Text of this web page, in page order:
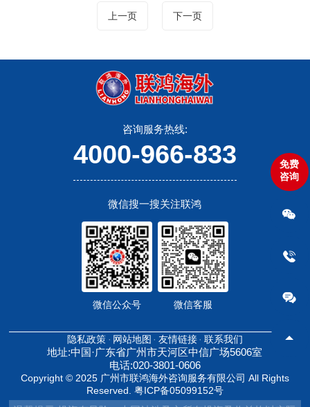
案实力直接决定绿卡获批与投资资金安全。深耕美国投资移民
上一页 下一页
咨询服务热线:
4000-966-833
微信搜一搜关注联鸿
微信公众号 微信客服
地址:中国·广东省广州市天河区中信广场5606室
电话:020-3801-0606
Copyright © 2025 广州市联鸿海外咨询服务有限公司 All Rights
Reserved. 粤ICP备05099152号
隐私政策 网站地图 友情链接 联系我们
免费
咨询